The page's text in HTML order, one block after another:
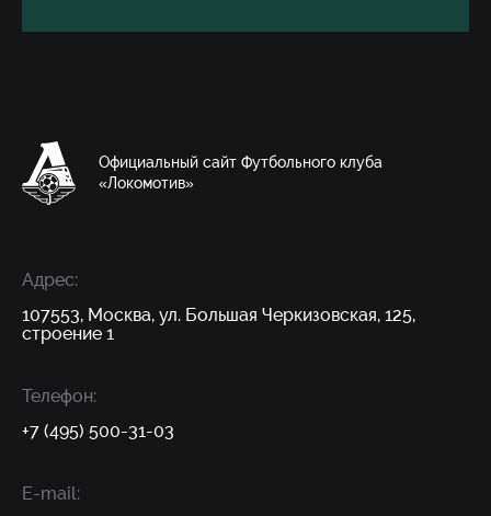
Официальный сайт Футбольного клуба
«Локомотив»
Адрес:
107553, Москва, ул. Большая Черкизовская, 125,
строение 1
Телефон:
+7 (495) 500-31-03
E-mail: